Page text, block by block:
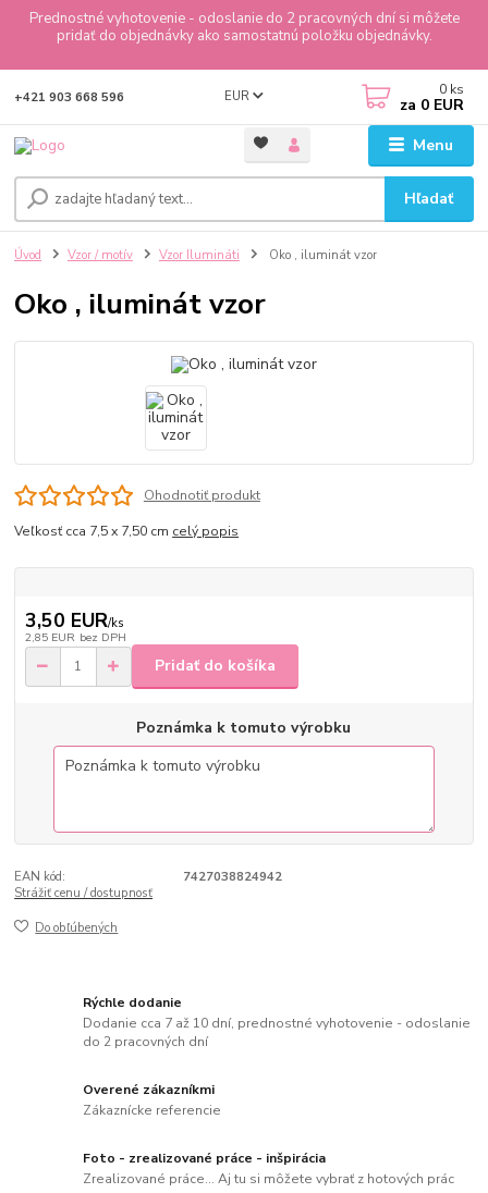
Prednostné vyhotovenie - odoslanie do 2 pracovných dní si môžete
pridať do objednávky ako samostatnú položku objednávky.
Menu
EUR
Hľadať
+421 903 668 596 0 ks
za 0 EUR
Úvod Vzor / motív Vzor Ilumináti Oko , iluminát vzor
Oko , iluminát vzor
Ohodnotiť produkt
Veľkosť cca 7,5 x 7,50 cm celý popis
3,50 EUR/ks
2,85 EUR bez DPH
Pridať do košíka
Poznámka k tomuto výrobku
EAN kód:
7427038824942
Strážiť cenu / dostupnosť
Do obľúbených
Rýchle dodanie
Dodanie cca 7 až 10 dní, prednostné vyhotovenie - odoslanie
do 2 pracovných dní
Overené zákazníkmi
Zákaznícke referencie
Foto - zrealizované práce - inšpirácia
Zrealizované práce... Aj tu si môžete vybrať z hotových prác